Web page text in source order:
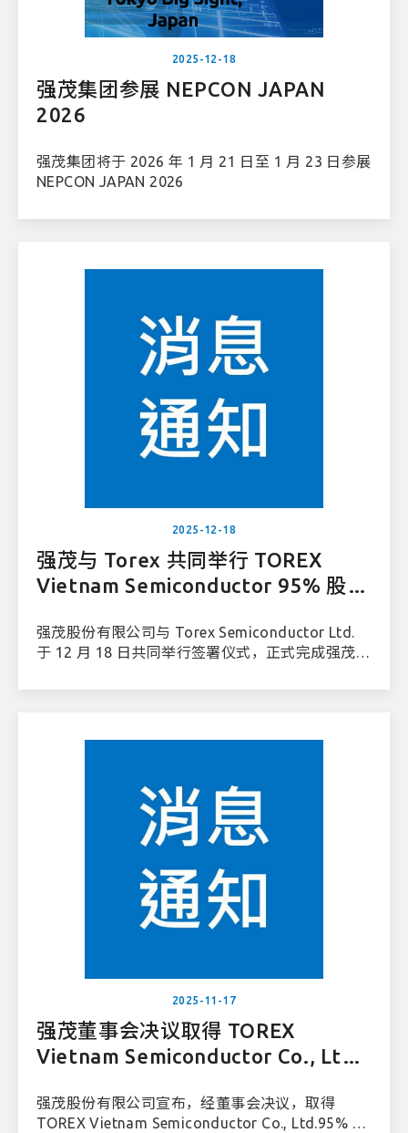
2025-12-18
强茂集团参展 NEPCON JAPAN
2026
强茂集团将于 2026 年 1 月 21 日至 1 月 23 日参展
NEPCON JAPAN 2026
2025-12-18
强茂与 Torex 共同举行 TOREX
Vietnam Semiconductor 95% 股权
强茂股份有限公司与 Torex Semiconductor Ltd.
于 12 月 18 日共同举行签署仪式，正式完成强茂取
95% 股权之签署作业。此次签署标志着本案的重要
2025-11-17
强茂董事会决议取得 TOREX
Vietnam Semiconductor Co., Ltd.
强茂股份有限公司宣布，经董事会决议，取得
TOREX Vietnam Semiconductor Co., Ltd.95% 股